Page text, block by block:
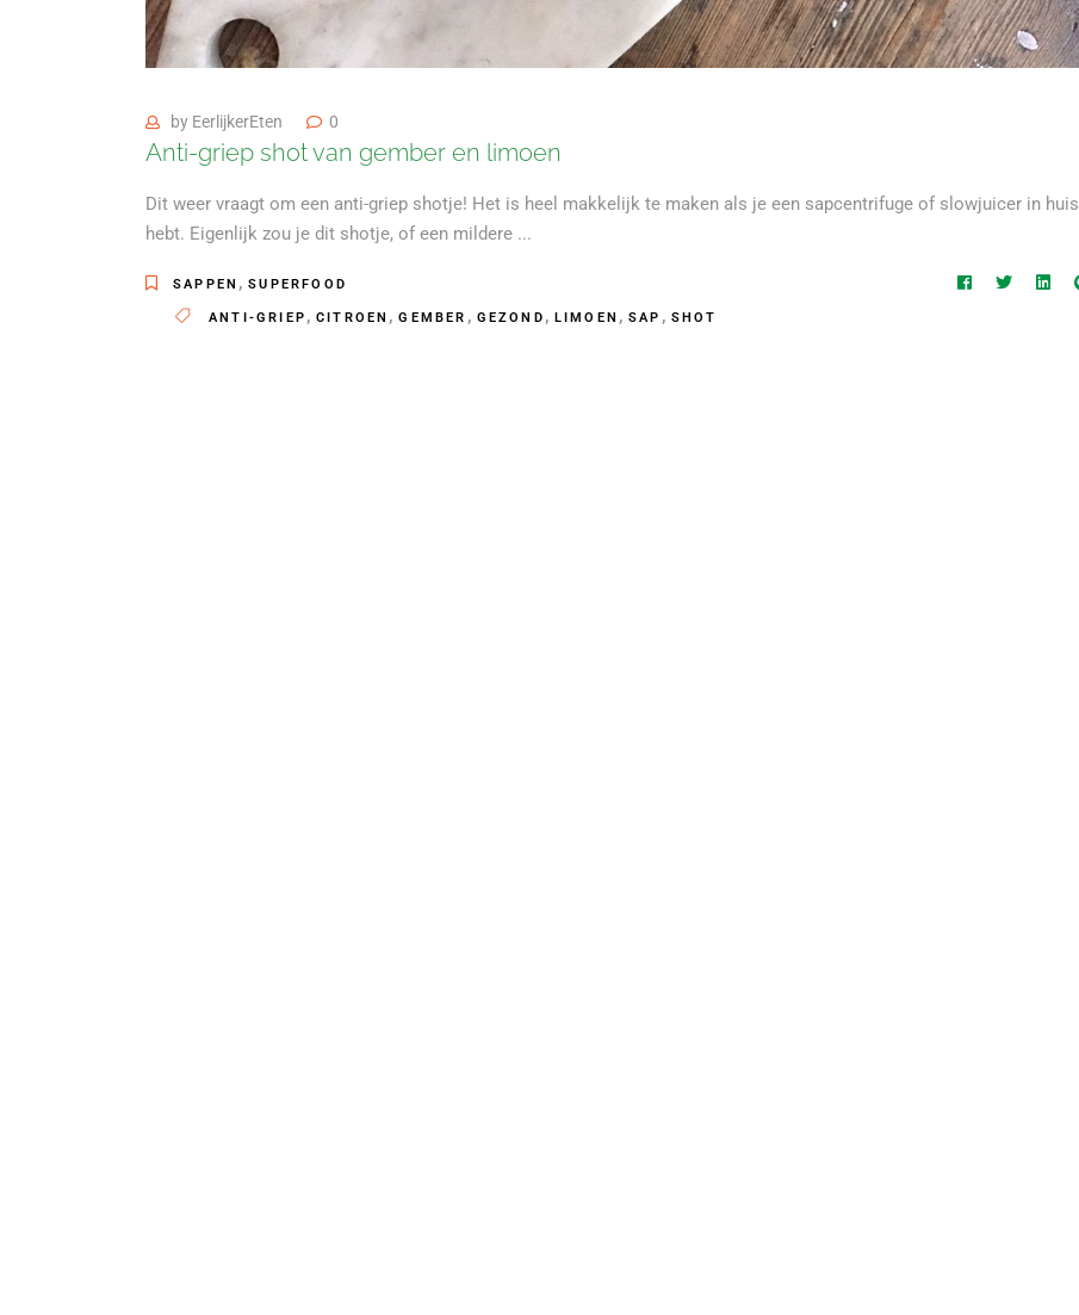
by EerlijkerEten 0
Anti-griep shot van gember en limoen
Dit weer vraagt om een anti-griep shotje! Het is heel makkelijk te maken als je een sapcentrifuge of slowjuicer in huis
hebt. Eigenlijk zou je dit shotje, of een mildere
SAPPEN ,SUPERFOOD
ANTI-GRIEP , CITROEN ,GEMBER , GEZOND , LIMOEN ,SAP , SHOT